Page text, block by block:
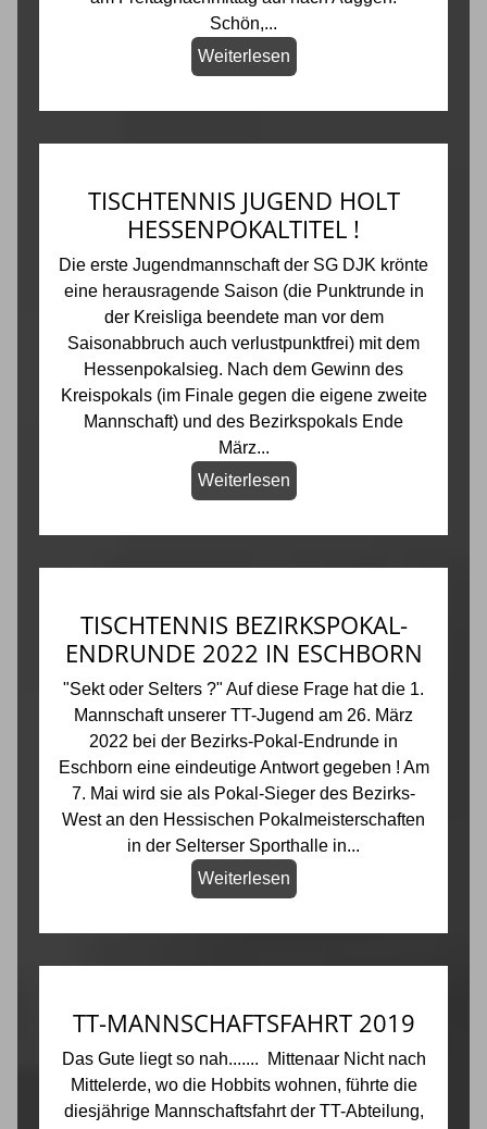
Schön,...
Weiterlesen
TISCHTENNIS JUGEND HOLT
HESSENPOKALTITEL !
Die erste Jugendmannschaft der SG DJK krönte
eine herausragende Saison (die Punktrunde in
der Kreisliga beendete man vor dem
Saisonabbruch auch verlustpunktfrei) mit dem
Hessenpokalsieg. Nach dem Gewinn des
Kreispokals (im Finale gegen die eigene zweite
Mannschaft) und des Bezirkspokals Ende
März...
Weiterlesen
TISCHTENNIS BEZIRKSPOKAL-
ENDRUNDE 2022 IN ESCHBORN
"Sekt oder Selters ?" Auf diese Frage hat die 1.
Mannschaft unserer TT-Jugend am 26. März
2022 bei der Bezirks-Pokal-Endrunde in
Eschborn eine eindeutige Antwort gegeben ! Am
7. Mai wird sie als Pokal-Sieger des Bezirks-
West an den Hessischen Pokalmeisterschaften
in der Selterser Sporthalle in...
Weiterlesen
TT-MANNSCHAFTSFAHRT 2019
Das Gute liegt so nah....... Mittenaar Nicht nach
Mittelerde, wo die Hobbits wohnen, führte die
diesjährige Mannschaftsfahrt der TT-Abteilung,